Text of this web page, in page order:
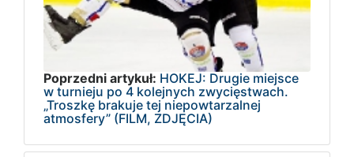
Poprzedni artykuł: HOKEJ: Drugie miejsce
w turnieju po 4 kolejnych zwycięstwach.
„Troszkę brakuje tej niepowtarzalnej
atmosfery” (FILM, ZDJĘCIA)